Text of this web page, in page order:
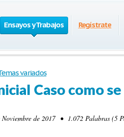
Ensayos y Trabajos Regístrate
variados
Caso como
de 2017 • 1.072 Palabras (5